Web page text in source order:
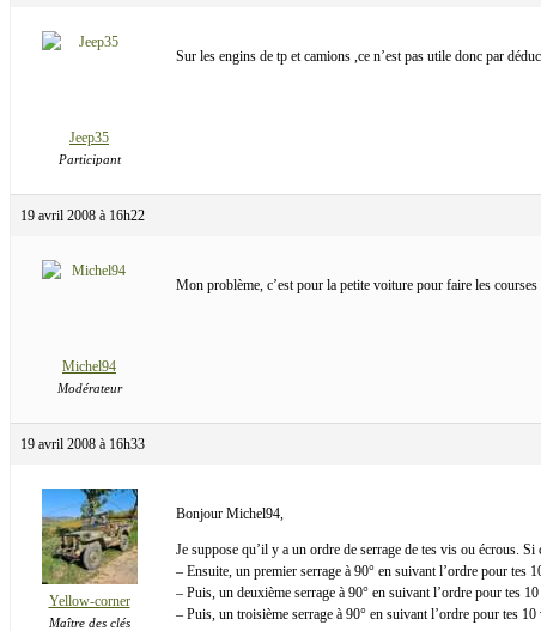
Jeep35
Participant
Sur les engins de tp et camions ,ce n’est pas utile donc par
19 avril 2008 à 16h22
Michel94
Modérateur
Mon problème, c’est pour la petite voiture pour faire les
19 avril 2008 à 16h33
Yellow-corner
Maître des clés
Bonjour Michel94,
Je suppose qu’il y a un ordre de serrage de tes vis ou écrous.
– Ensuite, un premier serrage à 90° en suivant l’ordre pour tes
– Puis, un deuxième serrage à 90° en suivant l’ordre pour tes
– Puis, un troisième serrage à 90° en suivant l’ordre pour tes 10